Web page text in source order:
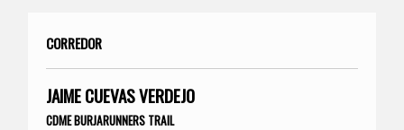
CORREDOR
JAIME CUEVAS VERDEJO
CDME BURJARUNNERS TRAIL